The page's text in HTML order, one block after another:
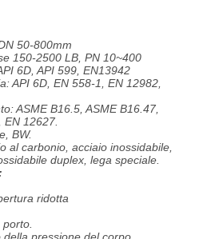
50-800mm
150-2500 LB, PN 10~400
6D, API 599, EN13942
API 6D, EN 558-1, EN 12982,
ASME B16.5, ASME B16.47,
EN 12627.
BW.
al carbonio, acciaio inossidabile,
duplex, lega speciale.
ridotta